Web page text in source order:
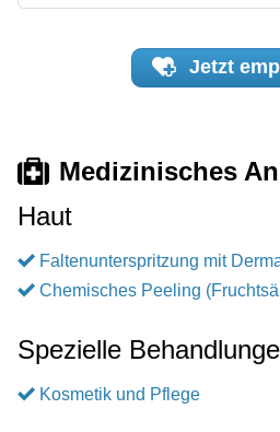
Jetzt
Medizinisches
Haut
Faltenunterspritzung mit
Chemisches Peeling
Spezielle
Kosmetik und Pflege